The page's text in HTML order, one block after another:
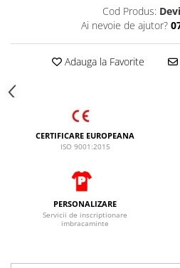
SOSETE
RISCURI MINIME
PROTECTIE MECANICA
PROTECTIE TAIERE SI PERFORATII
Cod Produs:
Ai nevoie de ajutor?
Adauga la Favorite
CERTIFICARE EUROPEANA
ISO 9001:2015
PERSONALIZARE
Servicii de inscriptionare
imbracaminte